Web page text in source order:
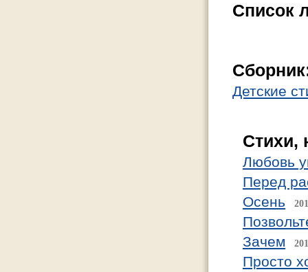
Список
Детские
Стихи,
Любовь
Перед
Осень
Зачем
Просто